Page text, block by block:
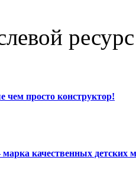
чем просто конструктор!
качественных детских